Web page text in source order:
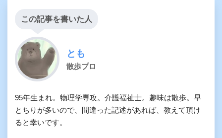
この記事を書いた人
とも
散歩プロ
95年生まれ。物理学専攻。介護福祉士。趣味は散歩。早
とちりが多いので、間違った記述があれば、教えて頂け
ると幸いです。